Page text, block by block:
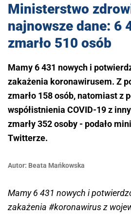
Ministerstwo
najnowsze dane: 6
zmarło 510 osób
Mamy 6 431 nowych i
zakażenia koronawirusem. Z
zmarło 158 osób, natomiast z
współistnienia COVID-19 z
zmarły 352 osoby - podało
Twitterze.
Autor: Beata Mańkowska
Mamy 6 431 nowych i
zakażenia #koronawirusz